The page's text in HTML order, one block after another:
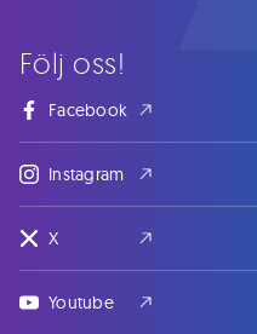
Följ oss!
Facebook
Instagram
X
Youtube